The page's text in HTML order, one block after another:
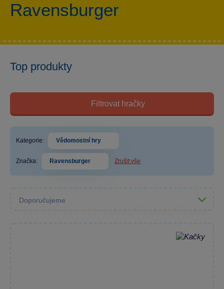
Ravensburger
Top produkty
Filtrovat hračky
Kategorie: Vědomostní hry
Značka: Ravensburger Zrušit vše